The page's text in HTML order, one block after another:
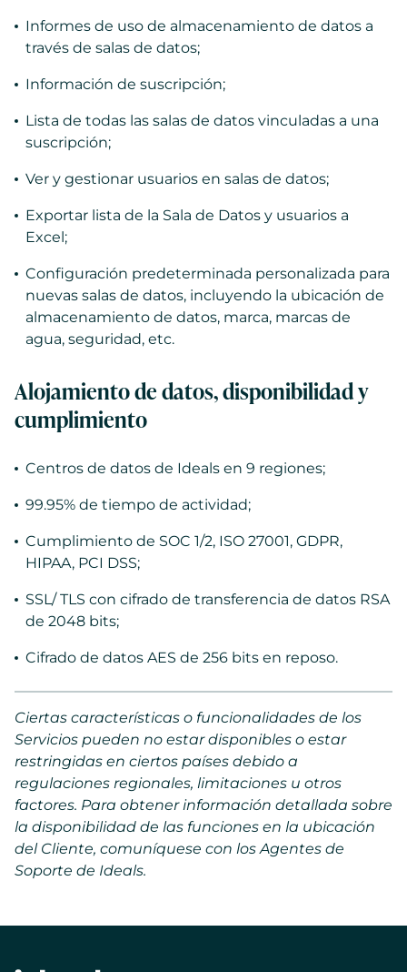
Informes de uso de almacenamiento de datos a
través de salas de datos;
Información de suscripción;
Lista de todas las salas de datos vinculadas a una
suscripción;
Ver y gestionar usuarios en salas de datos;
Exportar lista de la Sala de Datos y usuarios a
Excel;
Configuración predeterminada personalizada para
nuevas salas de datos, incluyendo la ubicación de
almacenamiento de datos, marca, marcas de
agua, seguridad, etc.
Alojamiento de datos, disponibilidad y
cumplimiento
Centros de datos de Ideals en 9 regiones;
99.95% de tiempo de actividad;
Cumplimiento de SOC 1/2, ISO 27001, GDPR,
HIPAA, PCI DSS;
SSL/ TLS con cifrado de transferencia de datos RSA
de 2048 bits;
Cifrado de datos AES de 256 bits en reposo.
Ciertas características o funcionalidades de los
Servicios pueden no estar disponibles o estar
restringidas en ciertos países debido a
regulaciones regionales, limitaciones u otros
factores. Para obtener información detallada sobre
la disponibilidad de las funciones en la ubicación
del Cliente, comuníquese con los Agentes de
Soporte de Ideals.